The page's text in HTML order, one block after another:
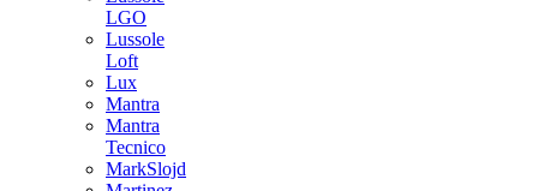
LGO
Lussole
Loft
Lux
Mantra
Mantra
Tecnico
MarkSlojd